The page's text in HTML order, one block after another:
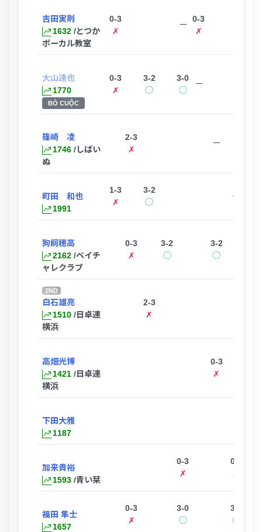
吉田実則
1632 /とつか
ボーカル教室
0-3
✗
ー
0-3
✗
大山達也
1770
BỎ CUỘC
0-3
✗
3-2
◯
3-0
◯
ー
篠崎 凌
1746 /しばい
ぬ
2-3
✗
ー
町田 和也
1991
1-3
✗
3-2
◯
ー
狗飼穂高
2162 /ベイチ
ャレクラブ
0-3
✗
3-2
◯
3-2
◯
2ND
白石雄亮
1510 /日卓連
横浜
2-3
✗
高畑光博
1421 /日卓連
横浜
0-3
✗
下田大雅
1187
加来貴裕
1593 /青い栞
0-3
✗
0-3
✗
福田 隼士
1657
0-3
✗
3-0
◯
3-1
◯